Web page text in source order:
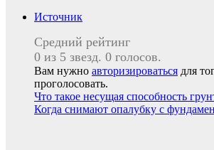
Источник
Средний рейтинг
0 из 5 звезд. 0 голосов.
Вам нужно авторизироваться для
проголосовать.
Навигация
по
Что такое несущая способность
Когда снимают опалубку с